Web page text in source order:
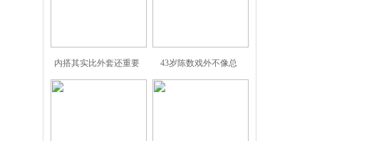
内搭其实比外套还重要 43岁陈数戏外不像总